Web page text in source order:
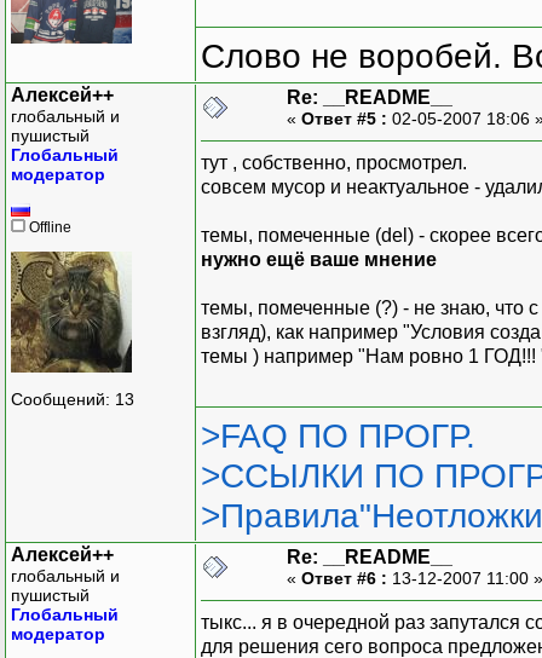
Слово не воробей.
Алексей++
глобальный и
пушистый
Глобальный
модератор
Offline
Сообщений: 13
Re: __README__
« Ответ #5 : 02-05-2007 18:06
тут , собственно, просмотрел.
совсем мусор и неактуальное -
темы, помеченные (del) - скорее
нужно ещё ваше мнение
темы, помеченные (?) - не знаю, что
взгляд), как например "Условия
темы ) например "Нам ровно 1
>FAQ ПО ПРОГР.
>ССЫЛКИ ПО
Алексей++
глобальный и
пушистый
Глобальный
модератор
Re: __README__
« Ответ #6 : 13-12-2007 11:00
тыкс... я в очередной раз запутался
для решения сего вопроса